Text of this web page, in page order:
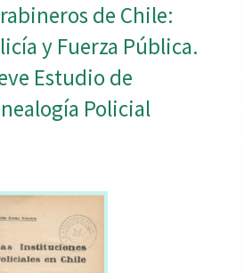
de Chile:
y Fuerza Pública.
Estudio de
Policial